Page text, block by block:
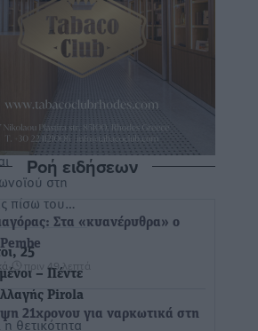
τα
το ΕΣΥ
το
στη
πίσω του…
25
– Πέντε
Pirola
θετικότητα
Ροή ειδήσεων
Στα «κυανέρυθρα» ο
• πριν 49 λεπτά
21χρονου για ναρκωτικά στη